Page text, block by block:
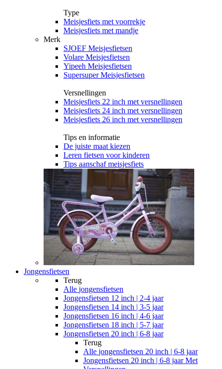
Type
Meisjesfiets met voorrekje
Meisjesfiets met mandje
Merk
SJOEF Meisjesfietsen
Volare Meisjesfietsen
Yipeeh Meisjesfietsen
Supersuper Meisjesfietsen
Versnellingen
Meisjesfiets 22 inch met versnellingen
Meisjesfiets 24 inch met versnellingen
Meisjesfiets 26 inch met versnellingen
Tips en informatie
De juiste maat kiezen
Leren fietsen voor kinderen
Tips aanschaf meisjesfiets
Jongensfietsen
Terug
Alle jongensfietsen
Jongensfietsen 12 inch | 2-4 jaar
Jongensfietsen 14 inch | 3-5 jaar
Jongensfietsen 16 inch | 4-6 jaar
Jongensfietsen 18 inch | 5-7 jaar
Jongensfietsen 20 inch | 6-8 jaar
Terug
Alle jongensfietsen 20 inch | 6-8 jaar
Jongensfietsen 20 inch | 6-8 jaar Met